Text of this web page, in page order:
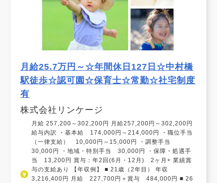
月給25.7万円～☆年間休日127日☆中村橋
駅徒歩☆認可園☆保育士☆常勤☆社宅制度
有
株式会社リンケージ
月給 257,200～302,200円 月給257,200円～302,200円
給与内訳 ・基本給 174,000円～214,000円 ・職位手当
（一律支給） 10,000円～15,000円 ・調整手当
30,000円 ・地域・特別手当 30,000円 ・保障・処遇手
当 13,200円 賞与：年2回(6月・12月) 2ヶ月+ 業績賞
与の支給あり 【年収例】 ■ 21歳（2年目） 年収
3,216,400円 月給 227,700円＋賞与 484,000円 ■ 26